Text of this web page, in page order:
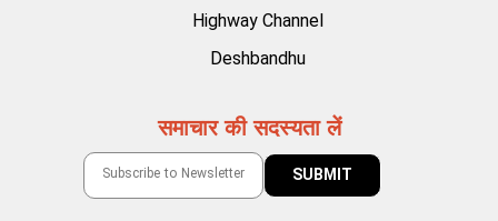
Highway Channel
Deshbandhu
समाचार की सदस्यता लें